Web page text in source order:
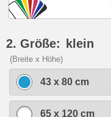
2. Größe: klein
(Breite x Höhe)
43 x 80 cm
65 x 120 cm